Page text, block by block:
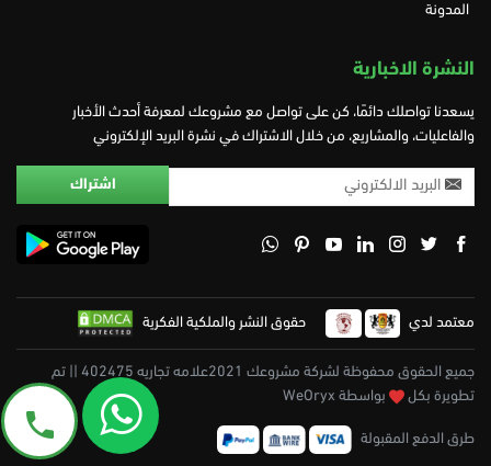
المدونة
النشرة الاخبارية
يسعدنا تواصلك دائمًا، كن على تواصل مع مشروعك لمعرفة أحدث الأخبار
والفاعليات، والمشاريع، من خلال الاشتراك في نشرة البريد الإلكتروني
معتمد لدي حقوق النشر والملكية الفكرية
جميع الحقوق محفوظة لشركة مشروعك 2021علامه تجاريه 402475 || تم
تطويرة بكل
بواسطة WeOryx
طرق الدفع المقبولة